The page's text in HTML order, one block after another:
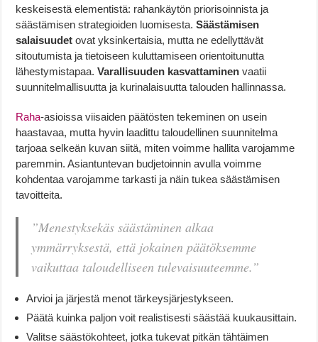
keskeisestä elementistä: rahankäytön priorisoinnista ja
säästämisen strategioiden luomisesta.Säästämisen
salaisuudet ovat yksinkertaisia, mutta ne edellyttävät
sitoutumista ja tietoiseen kuluttamiseen orientoitunutta
lähestymistapaa.Varallisuuden kasvattaminen vaatii
suunnitelmallisuutta ja kurinalaisuutta talouden hallinnassa.
Raha-asioissa viisaiden päätösten tekeminen on usein
haastavaa, mutta hyvin laadittu taloudellinen suunnitelma
tarjoaa selkeän kuvan siitä, miten voimme hallita varojamme
paremmin. Asiantuntevan budjetoinnin avulla voimme
kohdentaa varojamme tarkasti ja näin tukea säästämisen
tavoitteita.
”Menestyksekäs säästäminen alkaa
ymmärryksestä, että jokainen päätöksemme
vaikuttaa taloudelliseen tulevaisuuteemme.”
Arvioi ja järjestä menot tärkeysjärjestykseen.
Päätä kuinka paljon voit realistisesti säästää kuukausittain.
Valitse säästökohteet, jotka tukevat pitkän tähtäimen